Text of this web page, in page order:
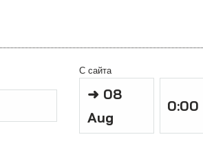
С сайта
➜ 08
Aug